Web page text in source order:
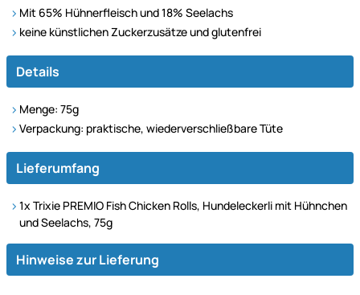
Mit 65% Hühnerfleisch und 18% Seelachs
keine künstlichen Zuckerzusätze und glutenfrei
Details
Menge: 75g
Verpackung: praktische, wiederverschließbare Tüte
Lieferumfang
1x Trixie PREMIO Fish Chicken Rolls, Hundeleckerli mit Hühnchen
und Seelachs, 75g
Hinweise zur Lieferung